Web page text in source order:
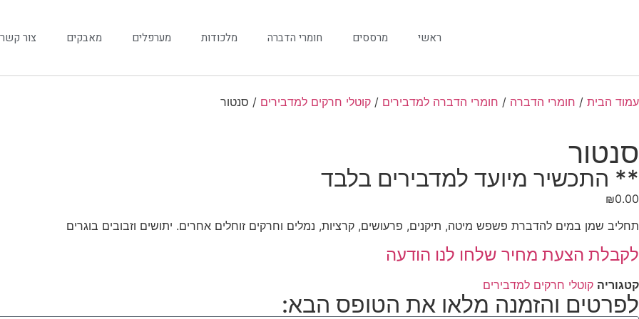
ראשי מרססים חומרי הדברה מלכודות מערפלים מאבקים צור קשר
עמוד הבית / חומרי הדברה / חומרי הדברה למדבירים / קוטלי חרקים למדבירים / סנטור
סנטור
** התכשיר מיועד למדבירים בלבד
₪0.00
תחליב שמן במים להדברת פשפש מיטה, תיקנים, פרעושים, קרציות, נמלים וחרקים זוחלים אחרים. יתושים וזבובים בוגרים
לקבלת הצעת מחיר שלחו לנו הודעה
קטגוריה קוטלי חרקים למדבירים
לפרטים והזמנה מלאו את הטופס הבא: